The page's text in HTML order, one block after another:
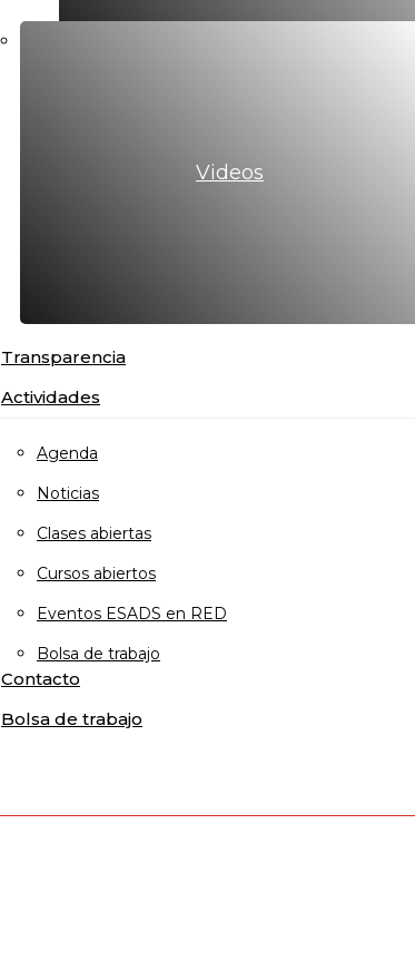
Videos
Transparencia
Actividades
Agenda
Noticias
Clases abiertas
Cursos abiertos
Eventos ESADS en RED
Bolsa de trabajo
Contacto
Bolsa de trabajo